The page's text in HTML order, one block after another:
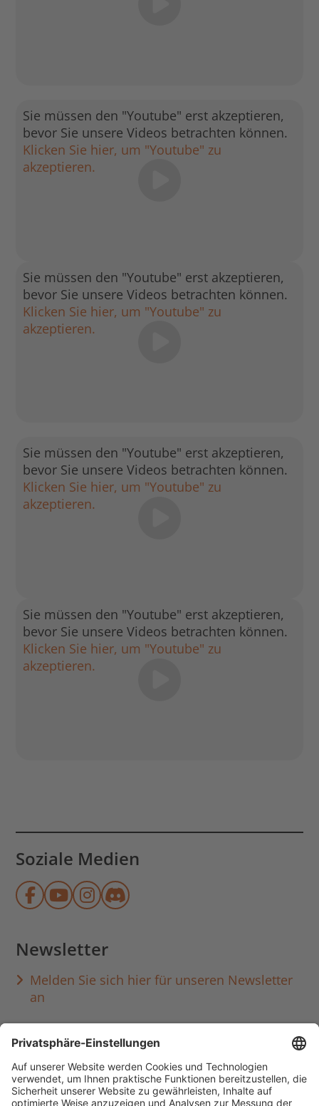
Sie müssen den "Youtube" erst akzeptieren,
bevor Sie unsere Videos betrachten können.
Klicken Sie hier, um "Youtube" zu
akzeptieren.
Sie müssen den "Youtube" erst akzeptieren,
bevor Sie unsere Videos betrachten können.
Klicken Sie hier, um "Youtube" zu
akzeptieren.
Sie müssen den "Youtube" erst akzeptieren,
bevor Sie unsere Videos betrachten können.
Klicken Sie hier, um "Youtube" zu
akzeptieren.
Sie müssen den "Youtube" erst akzeptieren,
bevor Sie unsere Videos betrachten können.
Klicken Sie hier, um "Youtube" zu
akzeptieren.
Soziale Medien
Münchner Stadtbibliothek auf
Münchner Stadtbibliothek auf
Münchner Stadtbibliothek
Münchner
Newsletter
Melden Sie sich hier für unseren Newsletter
an
Häufig aufgerufen
Standorte & Öffnungszeiten